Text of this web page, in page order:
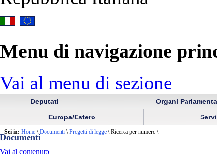
Menu di navigazione
Vai al menu di sezione
Deputati
Organi
Europa/Estero
Documenti
Vai al contenuto
Sei in: Home \ Documenti \ Progetti di legge \ Ricerca per numero \